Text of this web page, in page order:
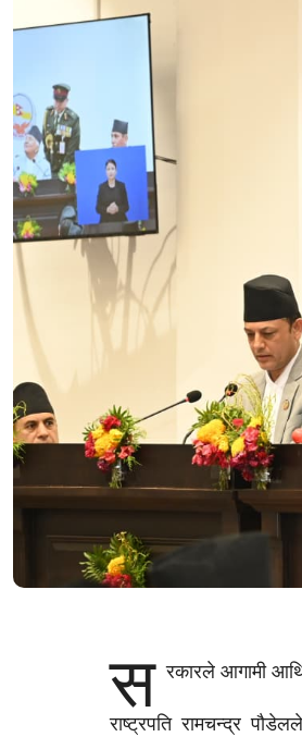
स रकारले आगामी
राष्ट्रपति रामचन्द्र